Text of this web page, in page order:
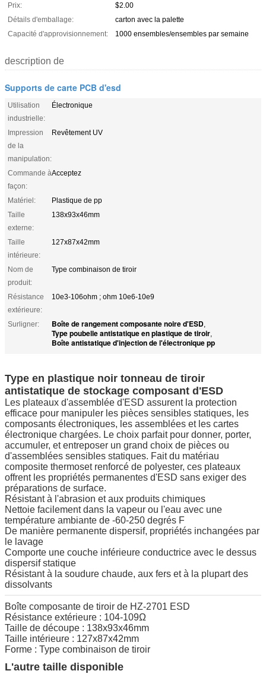
Prix:
$2.00
Détails d'emballage:
carton avec la palette
Capacité d'approvisionnement:
1000 ensembles/ensembles par semaine
description de
Supports de carte PCB d'esd
Utilisation
industrielle:
Électronique
Impression
de la
manipulation:
Revêtement UV
Commande à
façon:
Acceptez
Matériel:
Plastique de pp
Taille
externe:
138x93x46mm
Taille
intérieure:
127x87x42mm
Nom de
produit:
Type combinaison de tiroir
Résistance
extérieure:
10e3-106ohm ; ohm 10e6-10e9
Surligner: Boîte de rangement composante noire d'ESD,
Type poubelle antistatique en plastique de tiroir,
Boîte antistatique d'injection de l'électronique pp
Type en plastique noir tonneau de tiroir
antistatique de stockage composant d'ESD
Les plateaux d'assemblée d'ESD assurent la protection
efficace pour manipuler les pièces sensibles statiques, les
composants électroniques, les assemblées et les cartes
électronique chargées. Le choix parfait pour donner, porter,
accumuler, et entreposer un grand choix de pièces ou
d'assemblées sensibles statiques. Fait du matériau
composite thermoset renforcé de polyester, ces plateaux
offrent les propriétés permanentes d'ESD sans exiger des
préparations de surface.
Résistant à l'abrasion et aux produits chimiques
Nettoie facilement dans la vapeur ou l'eau avec une
température ambiante de -60-250 degrés F
De manière permanente dispersif, propriétés inchangées par
le lavage
Comporte une couche inférieure conductrice avec le dessus
dispersif statique
Résistant à la soudure chaude, aux fers et à la plupart des
dissolvants
Boîte composante de tiroir de HZ-2701 ESD
Résistance extérieure : 104-109Ω
Taille de découpe : 138x93x46mm
Taille intérieure : 127x87x42mm
Forme : Type combinaison de tiroir
L'autre taille disponible